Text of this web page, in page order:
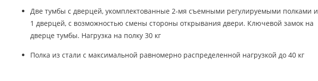
Две тумбы с дверцей, укомплектованные 2-мя съемными регулируемыми полками и
1 дверцей, с возможностью смены стороны открывания двери. Ключевой замок на
дверце тумбы. Нагрузка на полку 30 кг
Полка из стали с максимальной равномерно распределенной нагрузкой до 40 кг